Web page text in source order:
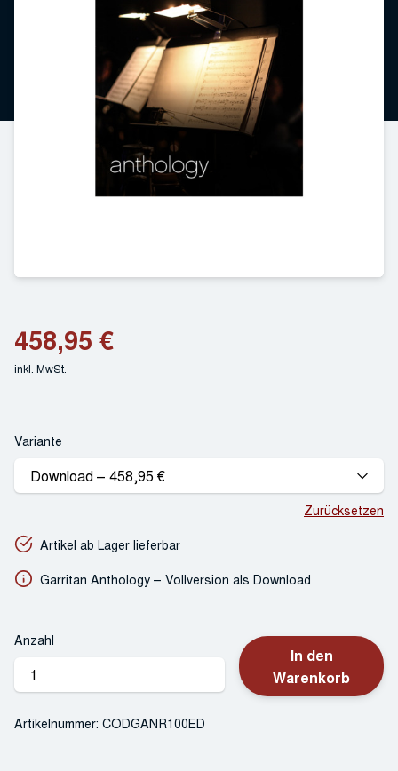
458,95 €
inkl. MwSt.
Variante
Zurücksetzen
Artikel ab Lager lieferbar
Garritan Anthology – Vollversion als Download
Anzahl
GARRITAN
Anthology
In den
Warenkorb
Artikelnummer: CODGANR100ED